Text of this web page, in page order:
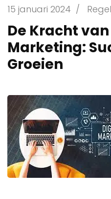
15 januari 2024 /
De Kracht
Marketing:
Groeien